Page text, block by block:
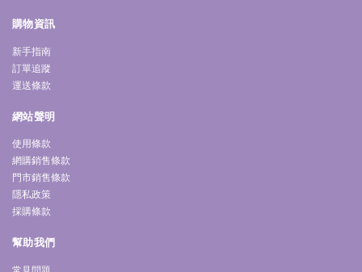
購物資訊
新手指南
訂單追蹤
運送條款
網站聲明
使用條款
網購銷售條款
門市銷售條款
隱私政策
採購條款
幫助我們